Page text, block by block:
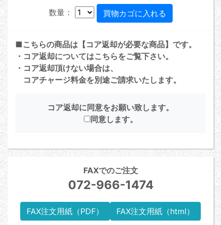
数量：
■こちらの商品は【コア返却が必要な商品】です。
・コア返却についてはこちらをご覧下さい。
・コア返却頂けない場合は、
コアチャージ料金を別途ご請求いたします。
コア返却に同意をお願い致します。
同意します。
FAXでのご注文
072-966-1474
FAX注文用紙（PDF） FAX注文用紙（html）